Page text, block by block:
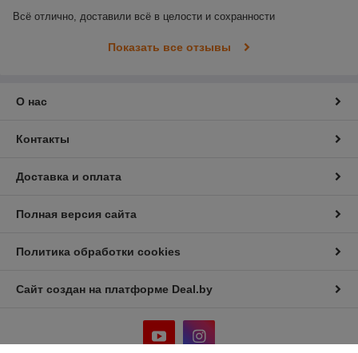
Всё отлично, доставили всё в целости и сохранности
Показать все отзывы
О нас
Контакты
Доставка и оплата
Полная версия сайта
Политика обработки cookies
Сайт создан на платформе Deal.by